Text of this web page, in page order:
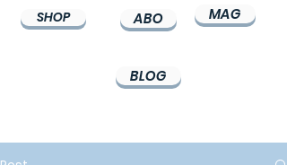
SHOP ABO MAG
BLOG